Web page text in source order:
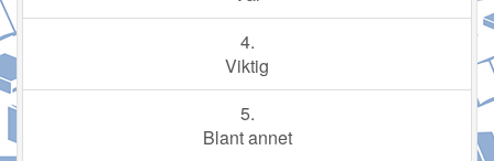
4.
Viktig
5.
Blant annet